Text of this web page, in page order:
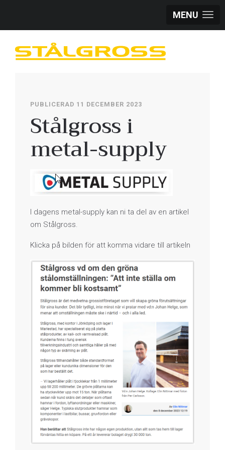
MENU
PUBLICERAD 11 DECEMBER 2023
Stålgross i
metal-supply
I dagens metal-supply kan ni ta del av en artikel
om Stålgross.
Klicka på bilden för att komma vidare till artikeln